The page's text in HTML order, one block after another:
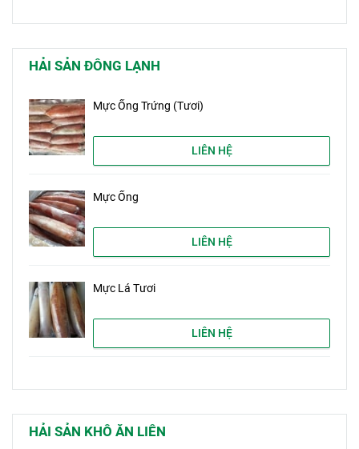
HẢI SẢN ĐÔNG LẠNH
Mực Ống Trứng (Tươi)
LIÊN HỆ
Mực Ống
LIÊN HỆ
Mực Lá Tươi
LIÊN HỆ
HẢI SẢN KHÔ ĂN LIÊN